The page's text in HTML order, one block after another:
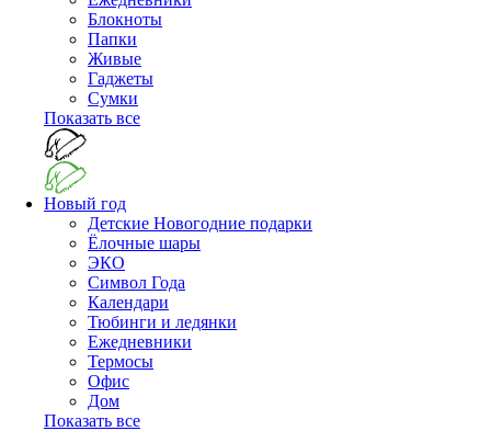
Блокноты
Папки
Живые
Гаджеты
Сумки
Показать все
Новый год
Детские Новогодние подарки
Ёлочные шары
ЭКО
Символ Года
Календари
Тюбинги и ледянки
Ежедневники
Термосы
Офис
Дом
Показать все